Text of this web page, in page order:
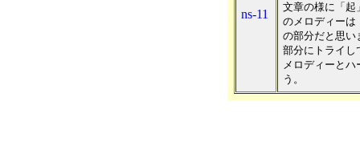
ns-11
文章の様に「起
のメロディー
の部分だと思
部分にトライ
メロディーと
う。